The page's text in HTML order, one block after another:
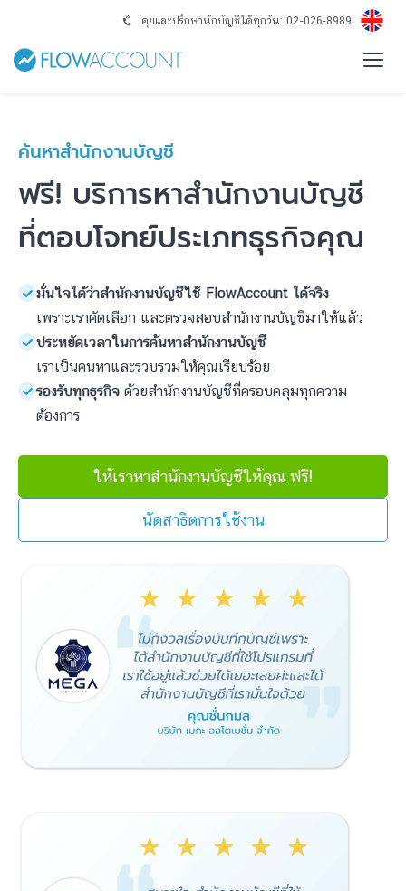
คุยและปรึกษานักบัญชีได้ทุกวัน: 02-026-8989
ค้นหาสำนักงานบัญชี
ฟรี! บริการหาสำนักงานบัญชี
ที่ตอบโจทย์ประเภทธุรกิจคุณ
เพราะเราคัดเลือก และตรวจสอบสำนักงานบัญชีมาให้แล้ว
เราเป็นคนหาและรวบรวมให้คุณเรียบร้อย
รองรับทุกธุรกิจ ด้วยสำนักงานบัญชีที่ครอบคลุมทุกความ
ต้องการ
ให้เราหาสำนักงานบัญชีให้คุณ ฟรี!
นัดสาธิตการใช้งาน